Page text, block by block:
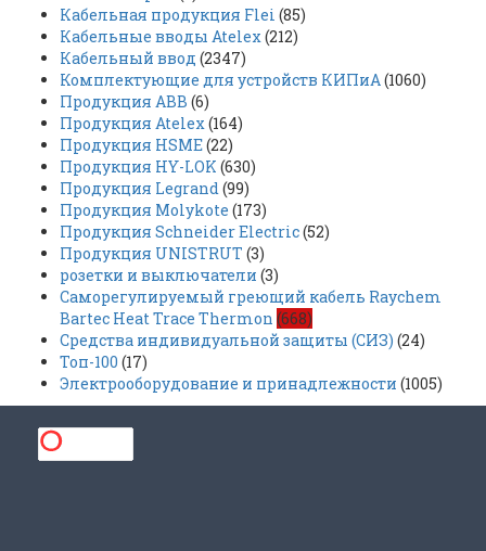
Кабельная продукция Flei (85)
Кабельные вводы Atelex(212)
Кабельный ввод (2347)
Комплектующие для устройств КИПиА(1060)
Продукция ABB (6)
Продукция Atelex(164)
Продукция HSME(22)
Продукция HY-LOK (630)
Продукция Legrand(99)
Продукция Molykote (173)
Продукция Schneider Electric(52)
Продукция UNISTRUT (3)
розетки и выключатели (3)
Саморегулируемый греющий кабель Raychem
Bartec Heat Trace Thermon (668)
Средства индивидуальной защиты (СИЗ) (24)
Топ-100 (17)
Электрооборудование и принадлежности (1005)